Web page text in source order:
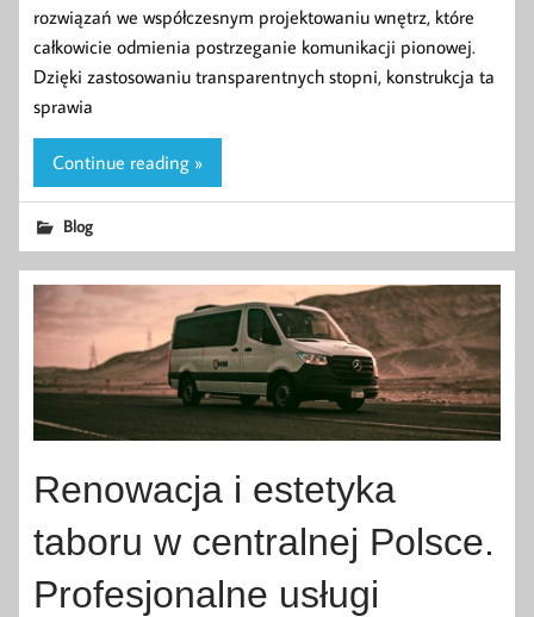
rozwiązań we współczesnym projektowaniu wnętrz, które
całkowicie odmienia postrzeganie komunikacji pionowej.
Dzięki zastosowaniu transparentnych stopni, konstrukcja ta
sprawia
Continue reading »
Blog
Renowacja i estetyka
taboru w centralnej Polsce.
Profesjonalne usługi